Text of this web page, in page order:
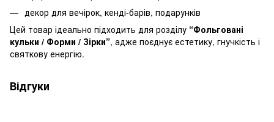
декор для вечірок, кенді-барів, подарунків
Цей товар ідеально підходить для розділу “Фольговані
кульки / Форми / Зірки”, адже поєднує естетику, гнучкість і
святкову енергію.
Відгуки